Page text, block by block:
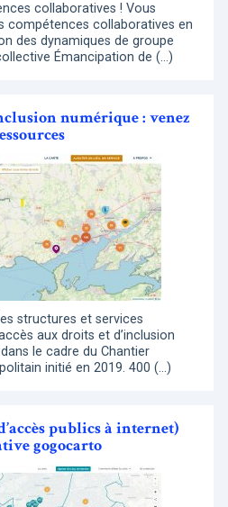
collaboratives ! Vous
compétences collaboratives en
des dynamiques de groupe
Émancipation de (…)
numérique : venez
structures et services
aux droits et d’inclusion
le cadre du Chantier
initié en 2019. 400 (…)
publics à internet)
gogocarto